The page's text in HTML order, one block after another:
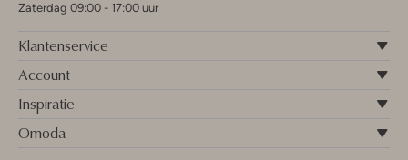
Zaterdag 09:00 - 17:00 uur
Klantenservice
Account
Inspiratie
Omoda